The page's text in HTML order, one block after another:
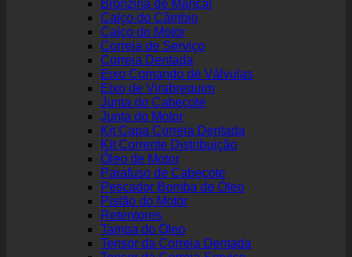
Bronzina de Mancal
Calço do Câmbio
Calço do Motor
Correia de Serviço
Correia Dentada
Eixo Comando de Válvulas
Eixo de Virabrequim
Junta do Cabeçote
Junta do Motor
Kit Capa Correia Dentada
Kit Corrente Distribuição
Óleo de Motor
Parafuso de Cabeçote
Pescador Bomba de Óleo
Pistão do Motor
Retentores
Tampa do Óleo
Tensor da Correia Dentada